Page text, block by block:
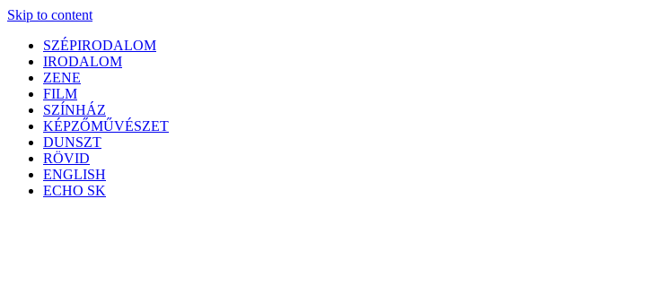
Skip to content
SZÉPIRODALOM
IRODALOM
ZENE
FILM
SZÍNHÁZ
KÉPZŐMŰVÉSZET
DUNSZT
RÖVID
ENGLISH
ECHO SK